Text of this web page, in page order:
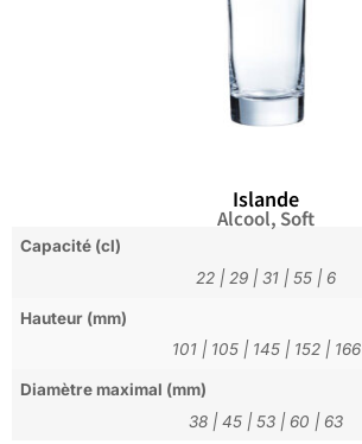
Islande
Alcool, Soft
Capacité (cl)
22 | 29 | 31 | 55 | 6
Hauteur (mm)
101| 105| 145| 152| 166
Diamètre maximal (mm)
38 | 45 | 53 | 60 | 63